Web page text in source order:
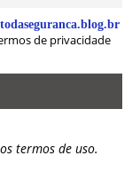
de privacidade
termos de uso.